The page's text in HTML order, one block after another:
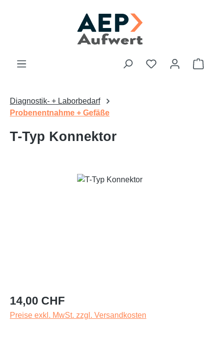
Du hast 0
Diagnostik- + Laborbedarf
Probenentnahme + Gefäße
T-Typ Konnektor
Bildergalerie überspringen
Regulärer Preis:
14,00 CHF
Preise exkl. MwSt. zzgl. Versandkosten